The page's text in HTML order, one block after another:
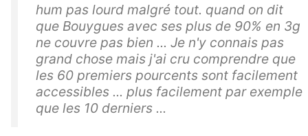
hum pas lourd malgré tout. quand on dit
que Bouygues avec ses plus de 90% en 3g
ne couvre pas bien ... Je n'y connais pas
grand chose mais j'ai cru comprendre que
les 60 premiers pourcents sont facilement
accessibles ... plus facilement par exemple
que les 10 derniers ...